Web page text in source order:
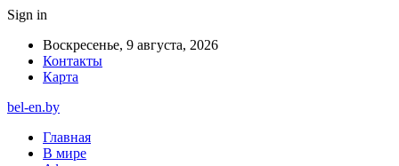
Sign in
Воскресенье, 9 августа, 2026
Контакты
Карта
bel-en.by
Главная
В мире